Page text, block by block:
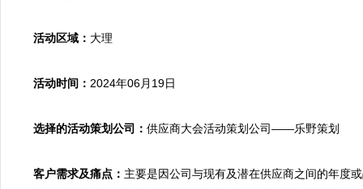
活动区域： 大理
活动时间： 2024年06月19日
选择的活动策划公司： 供应商大会活动策划公司——乐野策划
客户需求及痛点： 主要是因公司与现有及潜在供应商之间的年度